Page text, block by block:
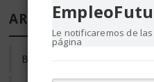
ARTÍCULOS DE
Búsqueda de Empleo
Le notificaremos de
página